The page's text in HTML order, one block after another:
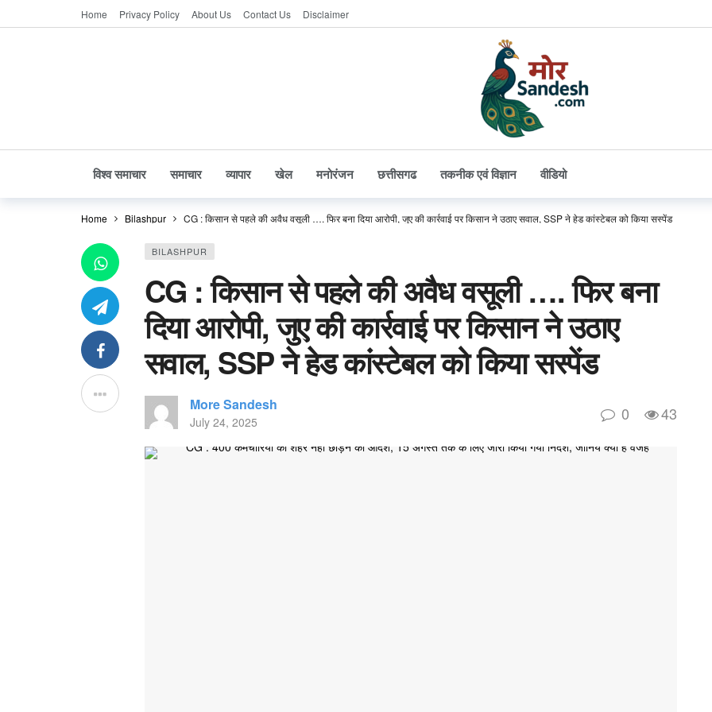
Home Privacy Policy About Us Contact Us Disclaimer
विश्व समाचार समाचार व्यापार खेल मनोरंजन छत्तीसगढ तकनीक एवं विज्ञान वीडियो
Home Bilashpur CG : किसान से पहले की अवैध वसूली …. फिर बना दिया आरोपी, जुए की कार्रवाई पर किसान ने उठाए सवाल, SSP ने हेड कांस्टेबल को किया सस्पेंड
BILASHPUR
CG : किसान से पहले की अवैध वसूली …. फिर बना
दिया आरोपी, जुए की कार्रवाई पर किसान ने उठाए
सवाल, SSP ने हेड कांस्टेबल को किया सस्पेंड
More Sandesh
July 24, 2025 0 43